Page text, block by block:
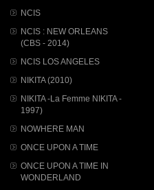
NCIS
NCIS : NEW ORLEANS
(CBS - 2014)
NCIS LOS ANGELES
NIKITA (2010)
NIKITA -La Femme NIKITA -
1997)
NOWHERE MAN
ONCE UPON A TIME
ONCE UPON A TIME IN
WONDERLAND